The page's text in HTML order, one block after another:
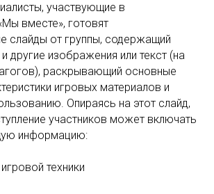
участвующие в
вместе», готовят
слайды от группы, содержащий
другие изображения или текст (на
раскрывающий основные
игровых материалов и
Опираясь на этот слайд,
участников может включать
информацию:
техники